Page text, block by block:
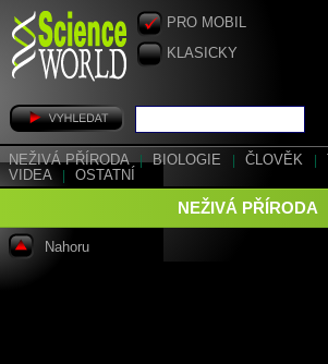
PRO MOBIL
KLASICKY
NEŽIVÁ PŘÍRODA | BIOLOGIE ČLOVĚK
VIDEA
OSTATNÍ
NEŽIVÁ PŘÍRODA
Nahoru